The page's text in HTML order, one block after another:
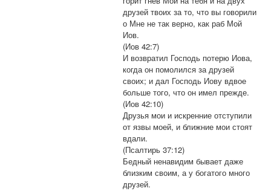
друзей твоих за то, что вы говорили
о Мне не так верно, как раб Мой
Иов.
(Иов 42:7)
И возвратил Господь потерю Иова,
когда он помолился за друзей
своих; и дал Господь Иову вдвое
больше того, что он имел прежде.
(Иов 42:10)
Друзья мои и искренние отступили
от язвы моей, и ближние мои стоят
вдали.
(Псалтирь 37:12)
Бедный ненавидим бывает даже
близким своим, а у богатого много
друзей.